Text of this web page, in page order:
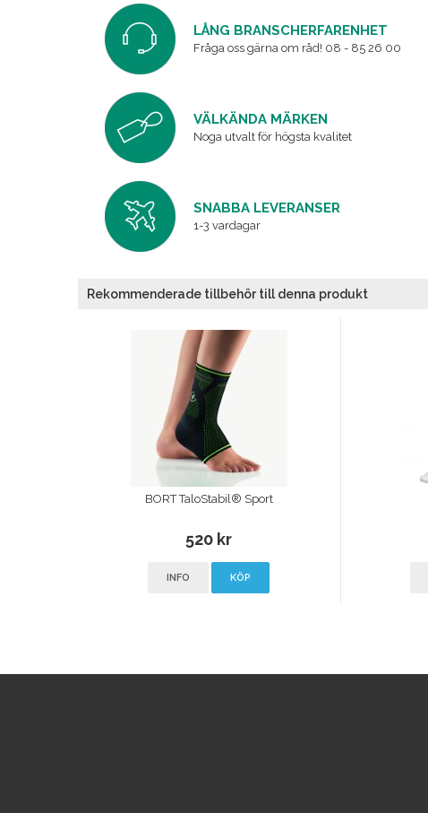
LÅNG BRANSCHERFARENHET
Fråga oss gärna om råd! 08 - 85 26 00
VÄLKÄNDA MÄRKEN
Noga utvalt för högsta kvalitet
SNABBA LEVERANSER
1-3 vardagar
Rekommenderade tillbehör till denna produkt
BORT TaloStabil® Sport
520 kr
INFO KÖP